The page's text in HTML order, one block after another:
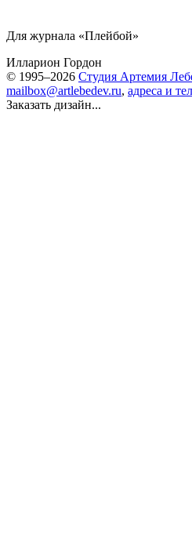
Для журнала «Плейбой»
Илларион Гордон
© 1995–2026 Студия Артемия
mailbox@artlebedev.ru, адреса и
Заказать дизайн...